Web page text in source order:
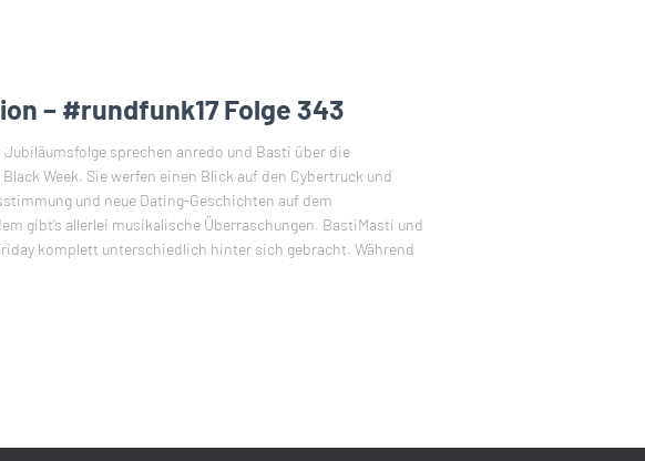
– #rundfunk17 Folge 343
sprechen anredo und Basti über die
Week. Sie werfen einen Blick auf den Cybertruck und
und neue Dating-Geschichten auf dem
gibt’s allerlei musikalische Überraschungen. BastiMasti und
komplett unterschiedlich hinter sich gebracht. Während